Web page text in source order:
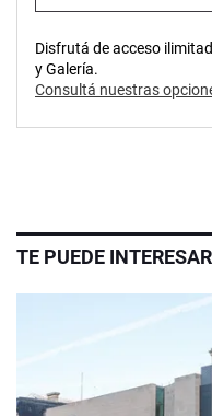
Disfrutá de acceso
y Galería.
Consultá nuestras
TE PUEDE INTERESAR